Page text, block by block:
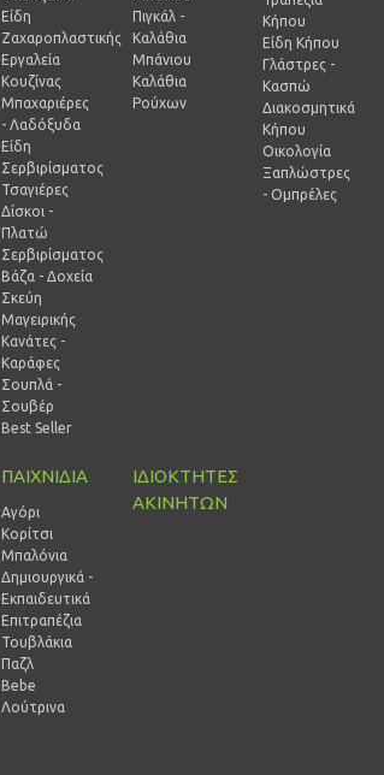
Είδη
Ζαχαροπλαστικής
Εργαλεία
Κουζίνας
Μπαχαριέρες
- Λαδόξυδα
Είδη
Σερβιρίσματος
Τσαγιέρες
Δίσκοι -
Πλατώ
Σερβιρίσματος
Βάζα - Δοχεία
Σκεύη
Μαγειρικής
Κανάτες -
Καράφες
Σουπλά -
Σουβέρ
Best Seller
Πιγκάλ -
Καλάθια
Μπάνιου
Καλάθια
Ρούχων
Κήπου
Είδη Κήπου
Γλάστρες -
Κασπώ
Διακοσμητικά
Κήπου
Οικολογία
Ξαπλώστρες
- Ομπρέλες
ΠΑΙΧΝΙΔΙΑ
Αγόρι
Κορίτσι
Μπαλόνια
Δημιουργικά -
Εκπαιδευτικά
Επιτραπέζια
Τουβλάκια
Παζλ
Bebe
Λούτρινα
ΙΔΙΟΚΤΗΤΕΣ
ΑΚΙΝΗΤΩΝ